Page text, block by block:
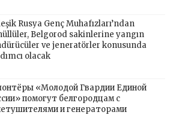
Rusya Genç Muhafızları’ndan
Belgorod sakinlerine yangın
ve jeneratörler konusunda
olacak
«Молодой Гвардии Единой
помогут белгородцам с
и генераторами